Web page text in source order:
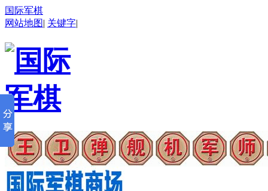
国际军棋
网站地图| 关键字|